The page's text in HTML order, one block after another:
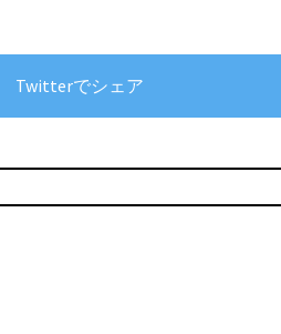
Twitterでシェア